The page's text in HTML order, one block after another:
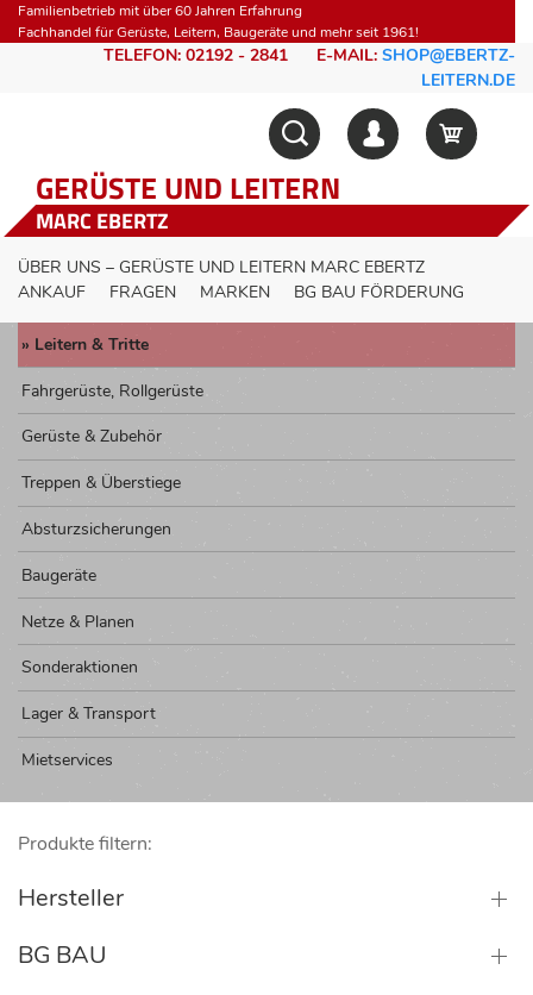
Familienbetrieb mit über 60 Jahren Erfahrung
Fachhandel für Gerüste, Leitern, Baugeräte und mehr seit 1961!
TELEFON: 02192 - 2841 E-MAIL: SHOP@EBERTZ-
LEITERN.DE
GERÜSTE UND LEITERN
MARC EBERTZ
ÜBER UNS – GERÜSTE UND LEITERN MARC EBERTZ
ANKAUF
FRAGEN MARKEN BG BAU FÖRDERUNG
Leitern & Tritte
Fahrgerüste, Rollgerüste
Gerüste & Zubehör
Treppen & Überstiege
Absturzsicherungen
Baugeräte
Netze & Planen
Sonderaktionen
Lager & Transport
Mietservices
Produkte filtern:
Hersteller
BG BAU